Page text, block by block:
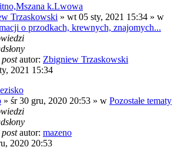
k.Lwowa
Trzaskowski » wt 05 sty, 2021 15:34 » w
o przodkach, krewnych, znajomych...
autor: Zbigniew Trzaskowski
2021 15:34
» śr 30 gru, 2020 20:53 » w Pozostałe tematy
autor: mazeno
2020 20:53